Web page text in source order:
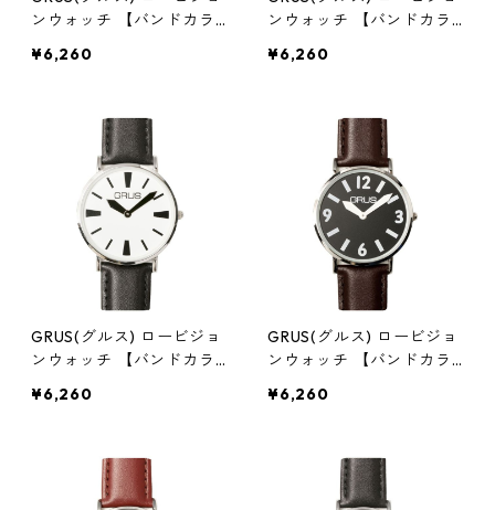
ンウォッチ 【バンドカラ
ブラック/インデックスカ
¥6,260
ンウォッチ 【バンドカラ
ブラック/インデックスカ
-06 腕時計 見やすい時計
¥6,260
GRUS(グルス) ロービジョ
ンウォッチ 【バンドカラ
ホワイト/インデックスカ
-04 腕時計 見やすい時計
¥6,260
GRUS(グルス) ロービジョ
ンウォッチ 【バンドカラ
ブラック/インデックスカ
-03 腕時計 見やすい時計
¥6,260